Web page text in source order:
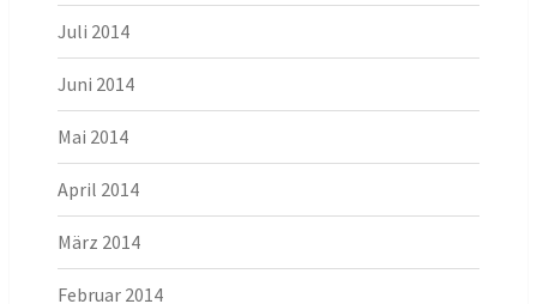
Juli 2014
Juni 2014
Mai 2014
April 2014
März 2014
Februar 2014